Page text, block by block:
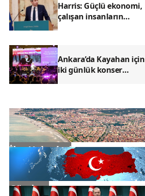
Harris: Güçlü ekonomi,
çalışan insanların
Ankara’da Kayahan için
iki günlük konser
İlçe Haberleri
Gündem